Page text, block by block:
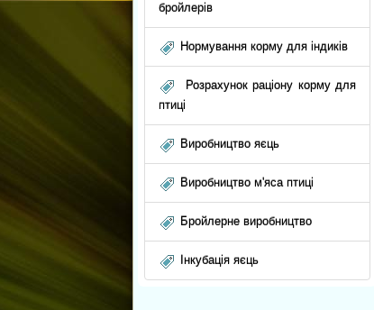
бройлерів
Нормування корму для індиків
Розрахунок раціону корму для
птиці
Виробництво яєць
Виробництво м'яса птиці
Бройлерне виробництво
Інкубація яєць